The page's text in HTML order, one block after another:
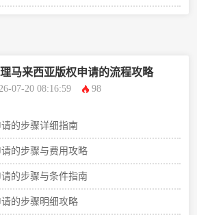
马来西亚版权申请的流程攻略
07-20 08:16:59 98
的步骤详细指南
的步骤与费用攻略
的步骤与条件指南
的步骤明细攻略